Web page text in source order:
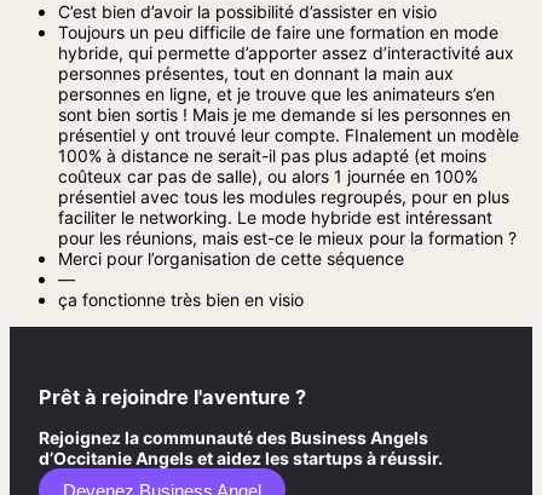
C’est bien d’avoir la possibilité d’assister en visio
Toujours un peu difficile de faire une formation en mode
hybride, qui permette d’apporter assez d’interactivité aux
personnes présentes, tout en donnant la main aux
personnes en ligne, et je trouve que les animateurs s’en
sont bien sortis ! Mais je me demande si les personnes en
présentiel y ont trouvé leur compte. FInalement un modèle
100% à distance ne serait-il pas plus adapté (et moins
coûteux car pas de salle), ou alors 1 journée en 100%
présentiel avec tous les modules regroupés, pour en plus
faciliter le networking. Le mode hybride est intéressant
pour les réunions, mais est-ce le mieux pour la formation ?
Merci pour l’organisation de cette séquence
—
ça fonctionne très bien en visio
Prêt à rejoindre l'aventure ?
Rejoignez la communauté des Business Angels
d’Occitanie Angels et aidez les startups à réussir.
Devenez Business Angel